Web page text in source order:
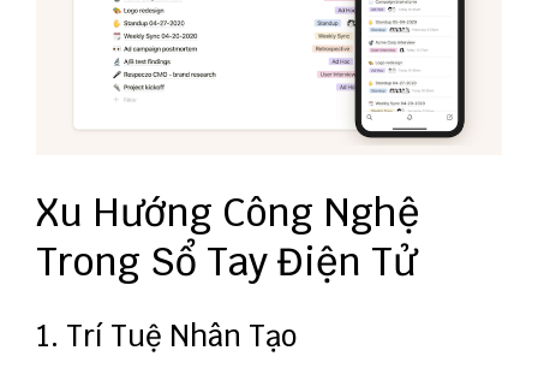
Xu Hướng Công Nghệ
Trong Sổ Tay Điện Tử
1. Trí Tuệ Nhân Tạo